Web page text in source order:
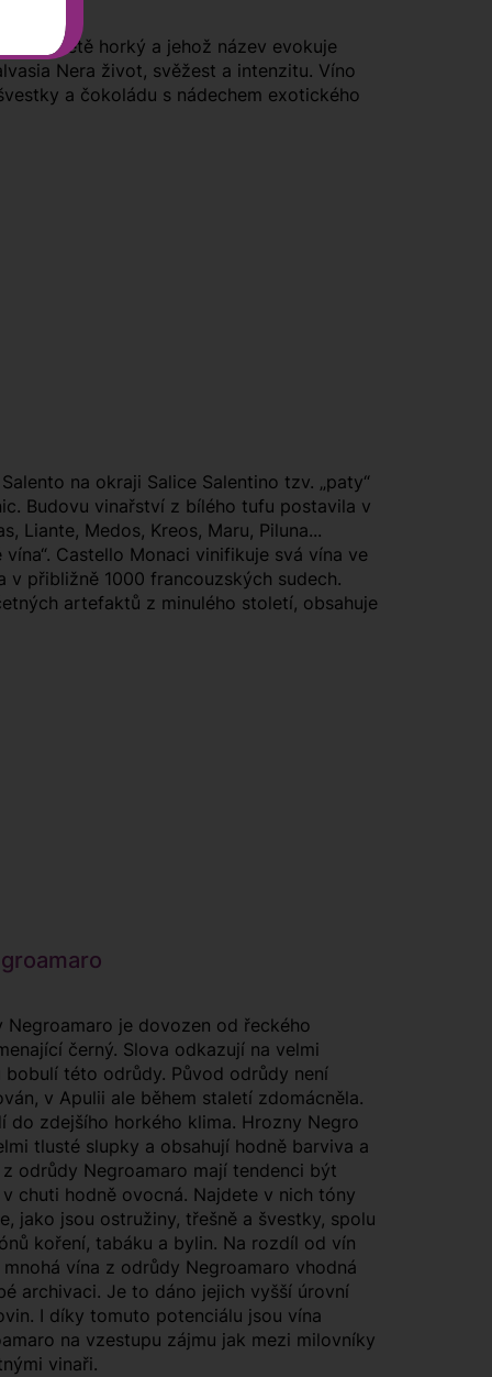
a v létě horký a jehož název evokuje
Nera život, svěžest a intenzitu. Víno
a čokoládu s nádechem exotického
na okraji Salice Salentino tzv. „paty“
Budovu vinařství z bílého tufu postavila v
Liante, Medos, Kreos, Maru, Piluna...
Castello Monaci vinifikuje svá vína ve
přibližně 1000 francouzských sudech.
artefaktů z minulého století, obsahuje
Negroamaro je dovozen od řeckého
černý. Slova odkazují na velmi
bobulí této odrůdy. Původ odrůdy není
v Apulii ale během staletí zdomácněla.
do zdejšího horkého klima. Hrozny Negro
tlusté slupky a obsahují hodně barviva a
odrůdy Negroamaro mají tendenci být
chuti hodně ovocná. Najdete v nich tóny
jako jsou ostružiny, třešně a švestky, spolu
koření, tabáku a bylin. Na rozdíl od vín
vína z odrůdy Negroamaro vhodná
archivaci. Je to dáno jejich vyšší úrovní
I díky tomuto potenciálu jsou vína
na vzestupu zájmu jak mezi milovníky
vinaři.